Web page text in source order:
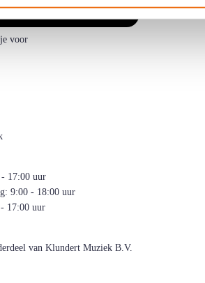
voor
- 17:00 uur
9:00 - 18:00 uur
17:00 uur
van Klundert Muziek B.V.